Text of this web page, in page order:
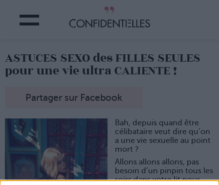
ASTUCES SEXO des FILLES SEULES
pour une vie ultra CALIENTE !
Partager sur Facebook
Bah, depuis quand être
célibataire veut dire qu’on
a une vie sexuelle au point
mort ?
Allons allons allons, pas
besoin d’un pinpin tous les
soirs dans votre lit pour